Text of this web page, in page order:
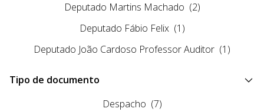
Deputado Martins Machado (2)
Deputado Fábio Felix (1)
Deputado João Cardoso Professor Auditor (1)
Tipo de documento
Despacho (7)